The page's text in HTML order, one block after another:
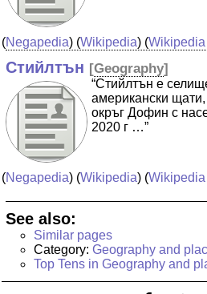
(Negapedia) (Wikipedia) (Wikipedia
Стийлтън [Geography]
“Стийлтън е
американски
окръг Дофин с
2020 г …”
(Negapedia) (Wikipedia) (Wikipedia
See also:
Similar pages
Category: Geography and
Top Tens in Geography and